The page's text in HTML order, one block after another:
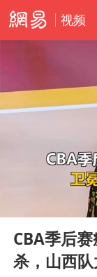
视频
Play
CBA季后
杀，山西